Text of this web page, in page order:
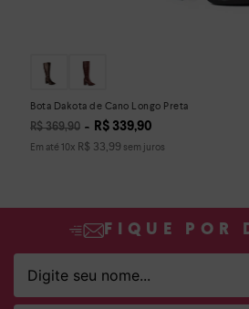
Bota Dakota de Cano Longo Preta
R$ 369,90 R$ 339,90
Em até 10x R$ 33,99 sem juros
FIQUE POR